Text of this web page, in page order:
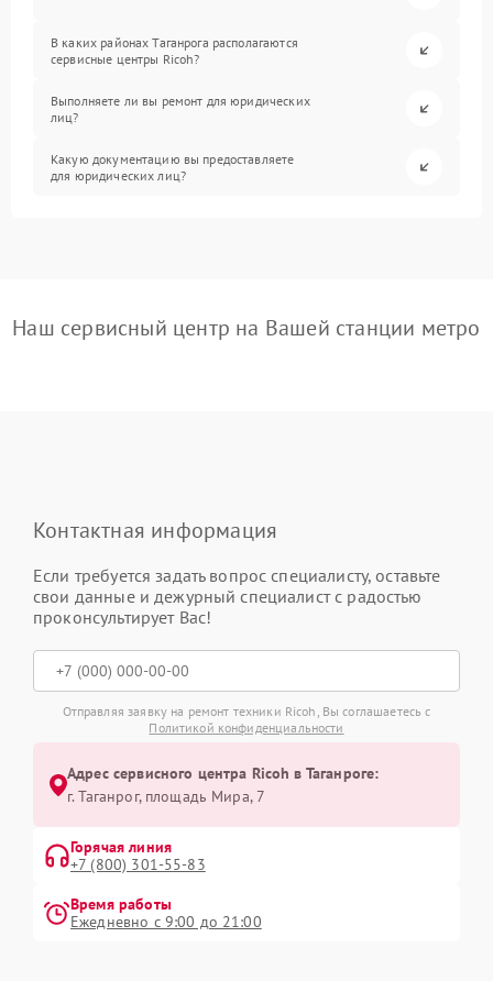
В каких районах Таганрога располагаются
сервисные центры Ricoh?
Выполняете ли вы ремонт для юридических
лиц?
Какую документацию вы предоставляете
для юридических лиц?
Наш сервисный центр на Вашей станции метро
Контактная информация
Если требуется задать вопрос специалисту, оставьте
свои данные и дежурный специалист с радостью
проконсультирует Вас!
Отправляя заявку на ремонт техники Ricoh, Вы соглашаетесь с
Политикой конфиденциальности
Адрес сервисного центра Ricoh в Таганроге:
г. Таганрог, площадь Мира, 7
Горячая линия
+7 (800) 301-55-83
Время работы
Ежедневно с 9:00 до 21:00